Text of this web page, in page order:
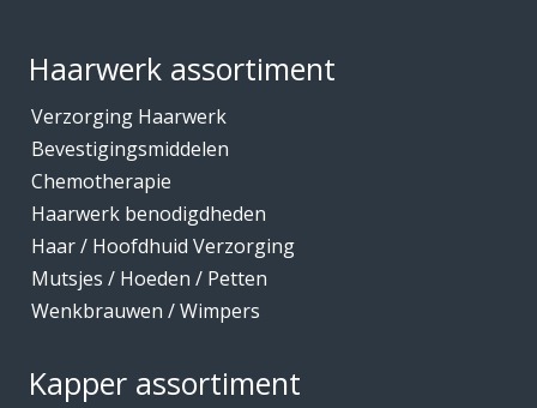
Haarwerk assortiment
Verzorging Haarwerk
Bevestigingsmiddelen
Chemotherapie
Haarwerk benodigdheden
Haar / Hoofdhuid Verzorging
Mutsjes / Hoeden / Petten
Wenkbrauwen / Wimpers
Kapper assortiment